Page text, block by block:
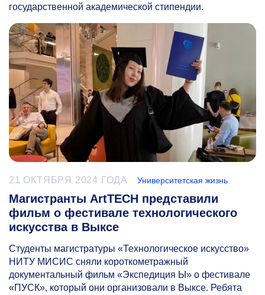
государственной академической стипендии.
21 ОКТЯБРЯ 2024 ГОДА Университетская жизнь
Магистранты ArtTECH представили
фильм о фестивале технологического
искусства в Выксе
Студенты магистратуры «Технологическое искусство»
НИТУ МИСИС сняли короткометражный
документальный фильм «Экспедиция Ы» о фестивале
«ПУСК», который они организовали в Выксе. Ребята